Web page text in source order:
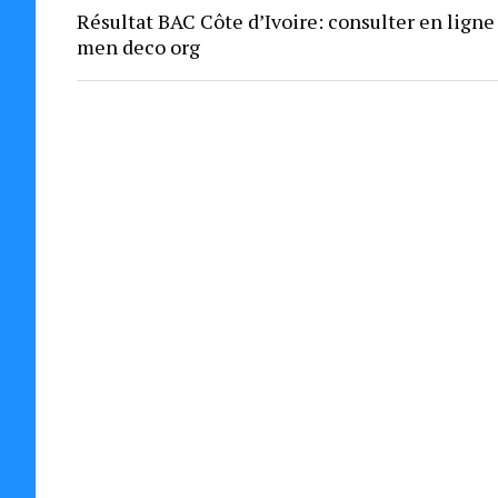
Résultat BAC Côte d’Ivoire: consulter en
men deco org